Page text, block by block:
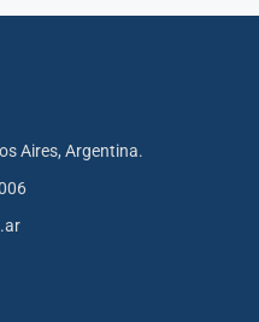
Aires, Argentina.